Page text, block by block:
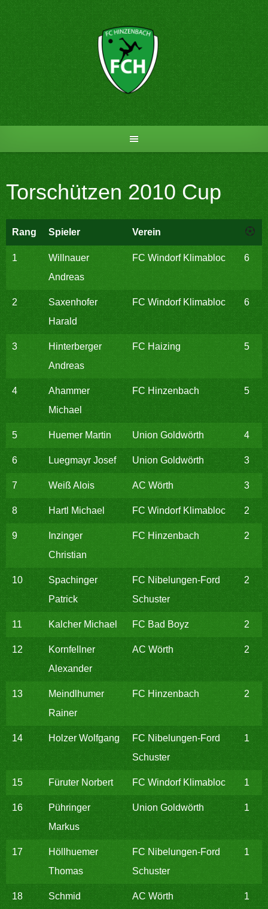
to
Torschützen 2010 Cup
Rang Spieler Verein
1
Willnauer
Andreas
FC Windorf Klimabloc 6
2
Saxenhofer
Harald
FC Windorf Klimabloc 6
3
Hinterberger
Andreas
FC Haizing 5
4
Ahammer
Michael
FC Hinzenbach 5
5 Huemer Martin Union Goldwörth 4
6 Luegmayr Josef Union Goldwörth 3
7 Weiß Alois AC Wörth 3
8 Hartl Michael FC Windorf Klimabloc 2
9
Inzinger
Christian
FC Hinzenbach 2
10
Spachinger
Patrick
FC Nibelungen-Ford
Schuster
2
11 Kalcher Michael FC Bad Boyz 2
12
Kornfellner
Alexander
AC Wörth 2
13
Meindlhumer
Rainer
FC Hinzenbach 2
14 Holzer Wolfgang
FC Nibelungen-Ford
Schuster
1
15 Füruter Norbert FC Windorf Klimabloc 1
16
Pühringer
Markus
Union Goldwörth 1
17
Höllhuemer
Thomas
FC Nibelungen-Ford
Schuster
1
18
Schmid
AC Wörth 1